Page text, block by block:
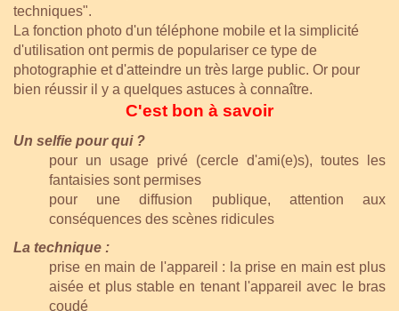
techniques".
La fonction photo d'un téléphone mobile et la simplicité
d'utilisation ont permis de populariser ce type de
photographie et d'atteindre un très large public. Or pour
bien réussir il y a quelques astuces à connaître.
C'est bon à savoir
Un selfie pour qui ?
pour un usage privé (cercle d'ami(e)s), toutes les
fantaisies sont permises
pour une diffusion publique, attention aux
conséquences des scènes ridicules
La technique :
prise en main de l'appareil : la prise en main est plus
aisée et plus stable en tenant l'appareil avec le bras
coudé